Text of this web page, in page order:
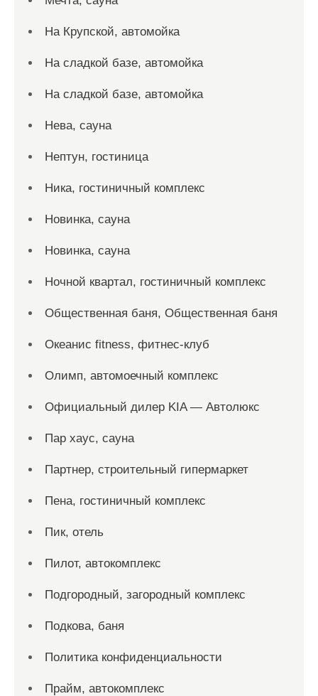
На Крупской, автомойка
На сладкой базе, автомойка
На сладкой базе, автомойка
Нева, сауна
Нептун, гостиница
Ника, гостиничный комплекс
Новинка, сауна
Новинка, сауна
Ночной квартал, гостиничный комплекс
Общественная баня, Общественная баня
Океанис fitness, фитнес-клуб
Олимп, автомоечный комплекс
Официальный дилер KIA — Автолюкс
Пар хаус, сауна
Партнер, строительный гипермаркет
Пена, гостиничный комплекс
Пик, отель
Пилот, автокомплекс
Подгородный, загородный комплекс
Подкова, баня
Политика конфиденциальности
Прайм, автокомплекс